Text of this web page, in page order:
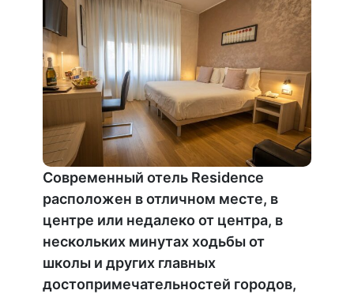
Современный отель Residence
расположен в отличном месте, в
центре или недалеко от центра, в
нескольких минутах ходьбы от
школы и других главных
достопримечательностей городов,